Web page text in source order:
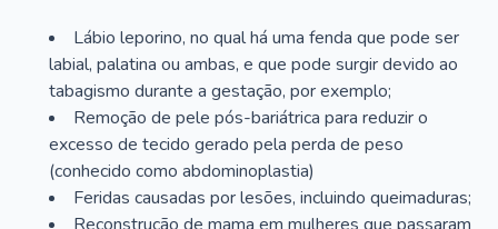
Lábio leporino, no qual há uma fenda que pode ser
labial, palatina ou ambas, e que pode surgir devido ao
tabagismo durante a gestação, por exemplo;
Remoção de pele pós-bariátrica para reduzir o
excesso de tecido gerado pela perda de peso
(conhecido como abdominoplastia)
Feridas causadas por lesões, incluindo queimaduras;